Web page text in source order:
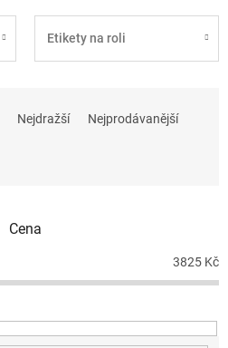
Etikety na roli
Nejdražší Nejprodávanější
Cena
3825 Kč